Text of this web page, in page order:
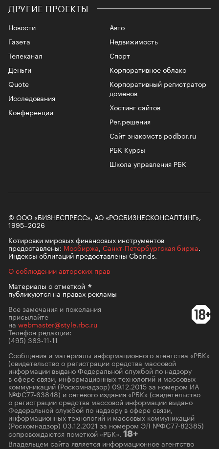
ДРУГИЕ ПРОЕКТЫ
Новости
Газета
Телеканал
Авто
Недвижимость
Спорт
Корпоративное облако
Корпоративный регистратор
доменов
Хостинг сайтов
Рег.решения
Сайт знакомств podbor.ru
РБК Курсы
Школа управления РБК
Деньги
Quote
Исследования
Конференции
© ООО «БИЗНЕСПРЕСС», АО «РОСБИЗНЕСКОНСАЛТИНГ»,
1995–2026
Котировки мировых финансовых инструментов
предоставлены: Мосбиржа, Санкт-Петербургская биржа.
Индексы облигаций предоставлены Cbonds.
О соблюдении авторских прав
Материалы сотметкой
публикуются на правах рекламы
Все замечания и пожелания
присылайте
на webmaster@style.rbc.ru
Телефон редакции:
(495) 363-11-11
Сообщения и материалы информационного агентства «РБК»
(свидетельство о регистрации средства массовой
информации выдано Федеральной службой по надзору
в сфере связи, информационных технологий и массовых
коммуникаций (Роскомнадзор) 09.12.2015 за номером ИА
№ФС77-63848) и сетевого издания «РБК» (свидетельство
о регистрации средства массовой информации выдано
Федеральной службой по надзору в сфере связи,
информационных технологий и массовых коммуникаций
(Роскомнадзор) 03.12.2021 за номером ЭЛ №ФС77-82385)
сопровождаются пометкой «РБК». 18+
Владельцем сайта является информационное агентство